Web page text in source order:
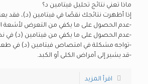
ماذا تعني نتائج تحليل فيتامين د؟
إذا أظهرت نتائجك نقصًا في فيتامين (د)، فقد
-عدم الحصول على ما يكفي من التعرض
-عدم الحصول على ما يكفي من فيتامين (د) في
-تواجه مشكلة في امتصاص فيتامين (د) في
-قد يشير إلى أمراض الكلى أو الكبد.
اقرأ المزيد